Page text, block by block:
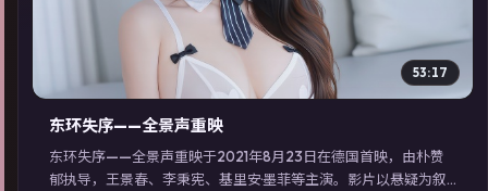
53:17
东环失序——全景声重映
东环失序——全景声重映于2021年8月23日在德国首映，由朴赞
郁执导，王景春、李秉宪、基里安·墨菲等主演。影片以悬疑为叙